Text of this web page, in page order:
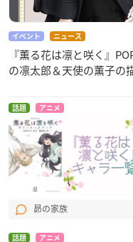
イベント ニュース
『薫る花は凛と咲く』
の凛太郎＆天使の薫子の
話題 アニメ
昴の家族
話題 アニメ